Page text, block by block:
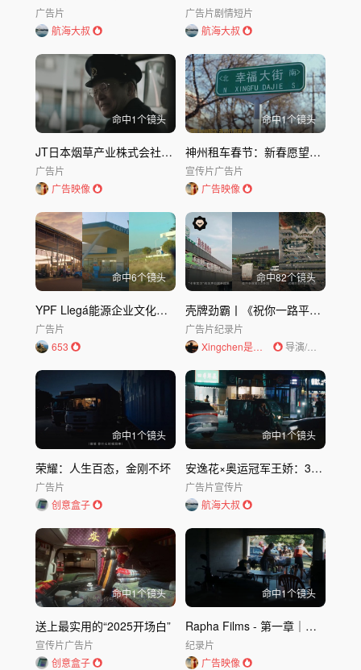
广告片
航海大叔
广告片剧情短片
航海大叔
命中1个镜头
JT日本烟草产业株式会社广告「鬼之道」巴士｜日本烟草
广告片
广告映像
命中1个镜头
神州租车春节：新春愿望，都在路上
宣传片广告片
广告映像
命中6个镜头
YPF Llegá能源企业文化创意广告
广告片
653
命中82个镜头
壳牌劲霸丨《祝你一路平安》Dircut
广告片纪录片
Xingchen是导演
导演/编剧
命中1个镜头
荣耀：人生百态，金刚不坏
广告片
创意盒子
命中1个镜头
安逸花×奥运冠军王娇：30万次摔倒与2亿用户的十年共振
广告片宣传片
航海大叔
命中1个镜头
送上最实用的“2025开场白”
宣传片广告片
创意盒子
命中1个镜头
Rapha Films - 第一章｜与拉克兰·莫顿的一天｜Rapha Films
纪录片
广告映像